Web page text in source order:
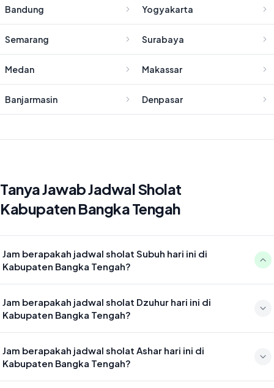
Bandung Yogyakarta
Semarang Surabaya
Medan Makassar
Banjarmasin Denpasar
Tanya Jawab Jadwal Sholat
Kabupaten Bangka Tengah
Jam berapakah jadwal sholat Subuh hari ini di
Kabupaten Bangka Tengah?
04:42
Jam berapakah jadwal sholat Dzuhur hari ini di
Kabupaten Bangka Tengah?
pada 12:04
Jam berapakah jadwal sholat Ashar hari ini di
Kabupaten Bangka Tengah?